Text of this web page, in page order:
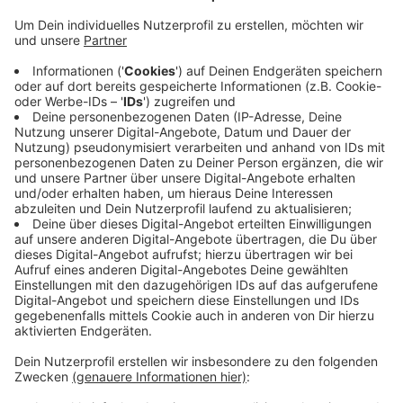
Demnach sind drei von vier Unternehmen, die auch
Handel im Ausland betreiben, direkt oder indirekt vom
Ukrainekrieg betroffen. Knapp ein Viertel der
Unternehmen schrieben den vorherigen Geschäften in
der Ukraine, Belarus und Russland eine sehr hohe oder
hohe Bedeutung zu. Um die 80 Prozent der
Unternehmen haben sich ganz oder teilweise aus den
Geschäften zurückgezogen.
Anzeige